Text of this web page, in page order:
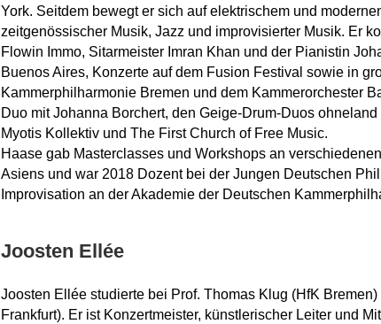
York. Seitdem bewegt er sich auf elektrischem und
zeitgenössischer Musik, Jazz und improvisierter Musik. Er
Flowin Immo, Sitarmeister Imran Khan und der Pianistin
Buenos Aires, Konzerte auf dem Fusion Festival sowie in
Kammerphilharmonie Bremen und dem Kammerorchester
Duo mit Johanna Borchert, den Geige-Drum-Duos
Myotis Kollektiv und The First Church of Free Music.
Haase gab Masterclasses und Workshops an
Asiens und war 2018 Dozent bei der Jungen Deutschen
Improvisation an der Akademie der Deutschen
Joosten Ellée
Joosten Ellée studierte bei Prof. Thomas Klug (HfK
Frankfurt). Er ist Konzertmeister, künstlerischer Leiter und